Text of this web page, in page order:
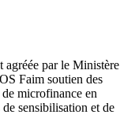
agréée par le Ministère
Faim soutien des
microfinance en
sensibilisation et de